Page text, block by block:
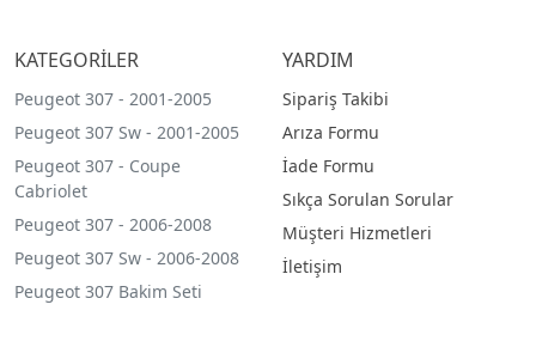
KATEGORİLER
Peugeot 307 - 2001-2005
Peugeot 307 Sw - 2001-2005
Peugeot 307 - Coupe
Cabriolet
Peugeot 307 - 2006-2008
Peugeot 307 Sw - 2006-2008
Peugeot 307 Bakim Seti
YARDIM
Sipariş Takibi
Arıza Formu
İade Formu
Sıkça Sorulan Sorular
Müşteri Hizmetleri
İletişim